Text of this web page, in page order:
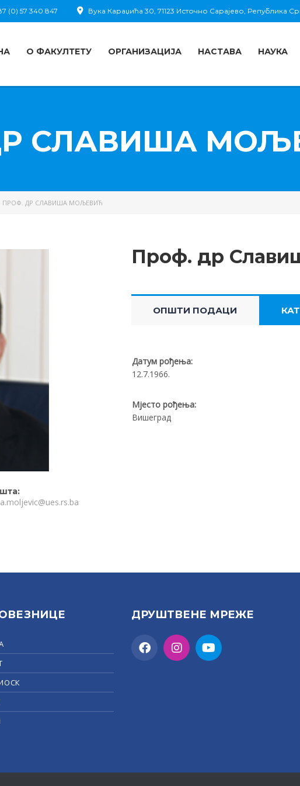
Вука Караџића 30, 71123 Источно Сарајево, Република
(0) 57 340 847
О ФАКУЛТЕТУ ОРГАНИЗАЦИЈА НАСТАВА НАУКА
СЛАВИША
ПРОФ. ДР СЛАВИША МОЉЕВИЋ
Проф. др
ОПШТИ ПОДАЦИ
Датум рођења:
12.7.1966.
Мјесто рођења:
Вишеград
ДРУШТВЕНЕ МРЕЖЕ